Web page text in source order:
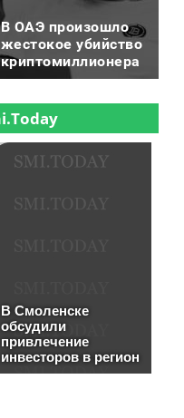
В ОАЭ произошло
жестокое убийство
криптомиллионера